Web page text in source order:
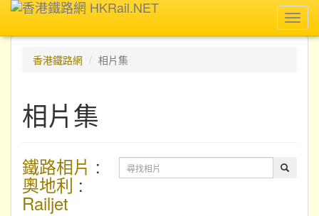
香港鐵路網
相片集
相片集
鐵路相片 :
奧地利 :
Railjet